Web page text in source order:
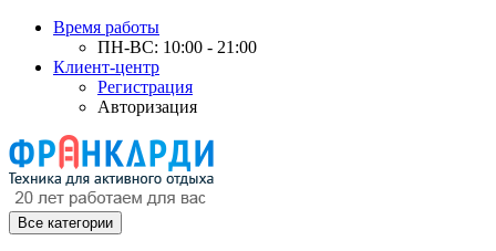
Время работы
ПН-ВС: 10:00 - 21:00
Клиент-центр
Регистрация
Авторизация
Все категории